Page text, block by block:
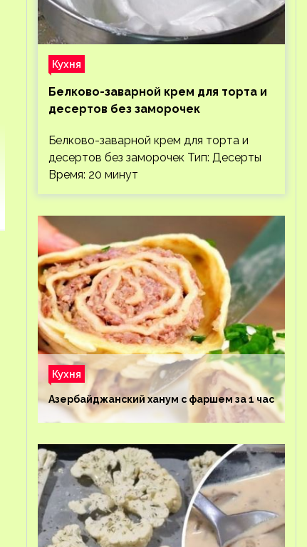
Кухня
Белково-заварной крем для торта и
десертов без заморочек
Белково-заварной крем для торта и
десертов без заморочек Тип: Десерты
Время: 20 минут
Кухня
Азербайджанский ханум с фаршем за 1 час